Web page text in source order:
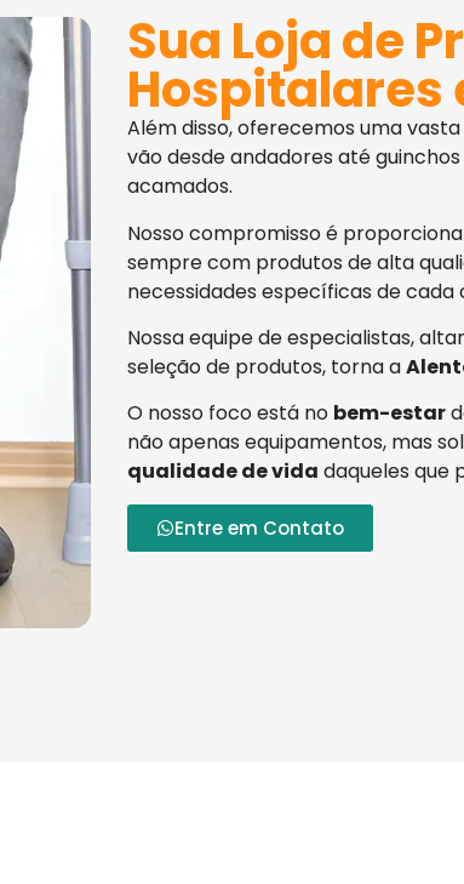
Sua Loja de
Hospitalares
Além disso, oferecemos uma
vão desde andadores até
acamados.
Nosso compromisso é
sempre com produtos de alta
necessidades específicas de cada
Nossa equipe de especialistas,
seleção de produtos, torna a
O nosso foco está no bem-estar
não apenas equipamentos, mas
qualidade de vida daqueles que
Entre em Contato